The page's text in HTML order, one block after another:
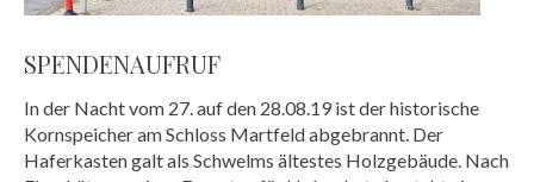
SPENDENAUFRUF
In der Nacht vom 27. auf den 28.08.19 ist der historische
Kornspeicher am Schloss Martfeld abgebrannt. Der
Haferkasten galt als Schwelms ältestes Holzgebäude. Nach